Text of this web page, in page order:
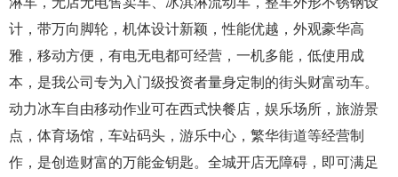
计，带万向脚轮，机体设计新颖，性能优越，外观豪华高
雅，移动方便，有电无电都可经营，一机多能，低使用成
本，是我公司专为入门级投资者量身定制的街头财富动车。
动力冰车自由移动作业可在西式快餐店，娱乐场所，旅游景
点，体育场馆，车站码头，游乐中心，繁华街道等经营制
作，是创造财富的万能金钥匙。全城开店无障碍，即可满足